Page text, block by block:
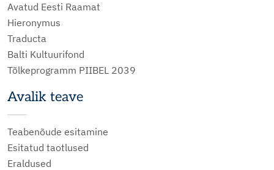
Avatud Eesti Raamat
Hieronymus
Traducta
Balti Kultuurifond
Tõlkeprogramm PIIBEL 2039
Avalik teave
Teabenõude esitamine
Esitatud taotlused
Eraldused